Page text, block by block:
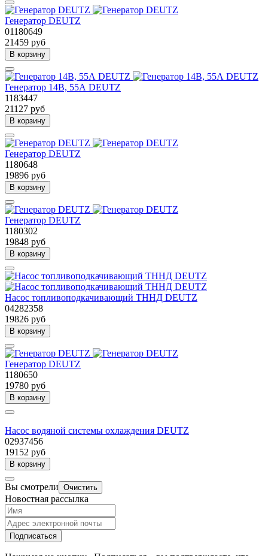
Генератор DEUTZ
01180649
21459 руб
В корзину
Генератор 14В, 55А DEUTZ
1183447
21127 руб
В корзину
Генератор DEUTZ
1180648
19896 руб
В корзину
Генератор DEUTZ
1180302
19848 руб
В корзину
Насос топливоподкачивающий ТННД DEUTZ
04282358
19826 руб
В корзину
Генератор DEUTZ
1180650
19780 руб
В корзину
Насос водяной системы охлаждения DEUTZ
02937456
19152 руб
В корзину
Вы смотрели Очистить
Новостная рассылка
Подписаться